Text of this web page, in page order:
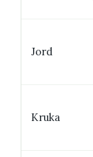
Jord
Kruka